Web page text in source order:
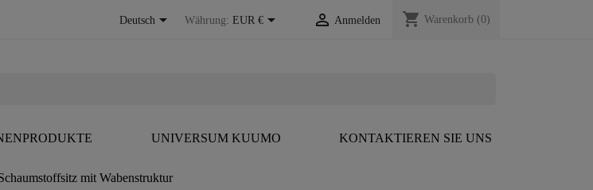
Deutsch Währung: EUR €  Anmelden shopping_cart Warenkorb (0)
UNIVERSUM KUUMO KONTAKTIEREN SIE UNS
mit Wabenstruktur